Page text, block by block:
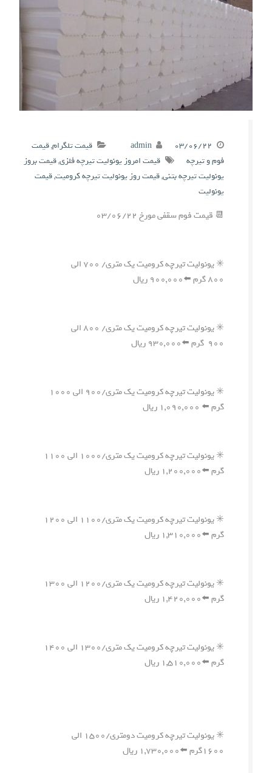
۰۳/۰۶/۲۲ admin قیمت تلگرام,قیمت
فوم و تیرچه
قیمت امروز یونولیت تیرچه فلزی,قیمت بروز
یونولیت تیرچه بتنی,قیمت روز یونولیت تیرچه کرومیت,قیمت
یونولیت
📆 قیمت فوم سقفی مورخ ۰۳/۰۶/۲۲
✳️ یونولیت تیرچه کرومیت یک متری/ ۷۰۰ الی
۸۰۰ گرم ⬅️۹۰۰,۰۰۰ ریال
✳️ یونولیت تیرچه کرومیت یک متری/ ۸۰۰ الی
۹۰۰ گرم ⬅️۹۳۰,۰۰۰ ریال
✳️ یونولیت تیرچه کرومیت یک متری/۹۰۰ الی ۱۰۰۰
گرم ⬅️ ۱,۰۹۰,۰۰۰ ریال
✳️ یونولیت تیرچه کرومیت یک متری/۱۰۰۰ الی ۱۱۰۰
گرم ⬅️۱,۲۰۰,۰۰۰ ریال
✳️ یونولیت تیرچه کرومیت یک متری/۱۱۰۰ الی ۱۲۰۰
گرم ⬅️۱,۳۱۰,۰۰۰ ریال
✳️ یونولیت تیرچه کرومیت یک متری/۱۲۰۰ الی ۱۳۰۰
گرم ⬅️۱,۴۲۰,۰۰۰ ریال
✳️ یونولیت تیرچه کرومیت یک متری/۱۳۰۰ الی ۱۴۰۰
گرم ⬅️۱,۵۱۰,۰۰۰ ریال
✳️ یونولیت تیرچه کرومیت دومتری/۱۵۰۰ الی
۱۶۰۰گرم ⬅️۱,۷۳۰,۰۰۰ ریال